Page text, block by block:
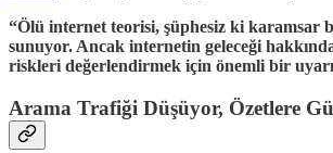
“Ölü internet teorisi, şüphesiz ki karamsar
sunuyor. Ancak internetin geleceği
riskleri değerlendirmek için önemli bir
Arama Trafiği Düşüyor, Özetlere